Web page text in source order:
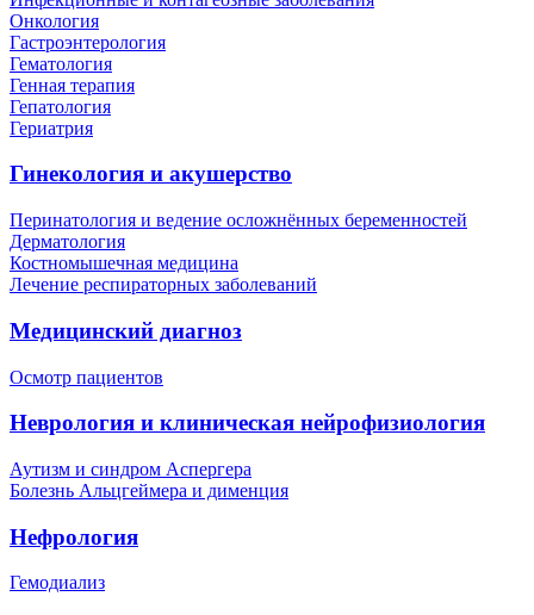
Онкология
Гастроэнтерология
Гематология
Генная терапия
Гепатология
Гериатрия
Гинекология и акушерство
Перинатология и ведение осложнённых беременностей
Дерматология
Костномышечная медицина
Лечение респираторных заболеваний
Медицинский диагноз
Осмотр пациентов
Неврология и клиническая нейрофизиология
Аутизм и синдром Аспергера
Болезнь Альцгеймера и дименция
Нефрология
Гемодиализ